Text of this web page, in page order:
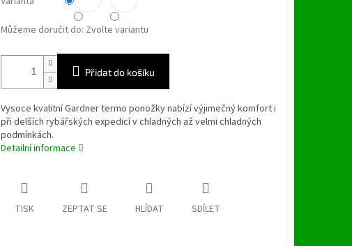
Můžeme doručit do: Zvolte variantu
Přidat do košíku
Vysoce kvalitní Gardner termo ponožky nabízí výjimečný komfort i
při delších rybářských expedicí v chladných až velmi chladných
podmínkách.
Detailní informace
TISK ZEPTAT SE HLÍDAT SDÍLET